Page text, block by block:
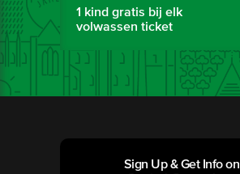
1 kind gratis bij elk
volwassen ticket
Sign Up & Get Info on